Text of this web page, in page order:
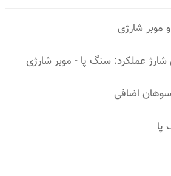
موبر شارژی
شارژ عملکرد: سنگ پا - موبر شارژی